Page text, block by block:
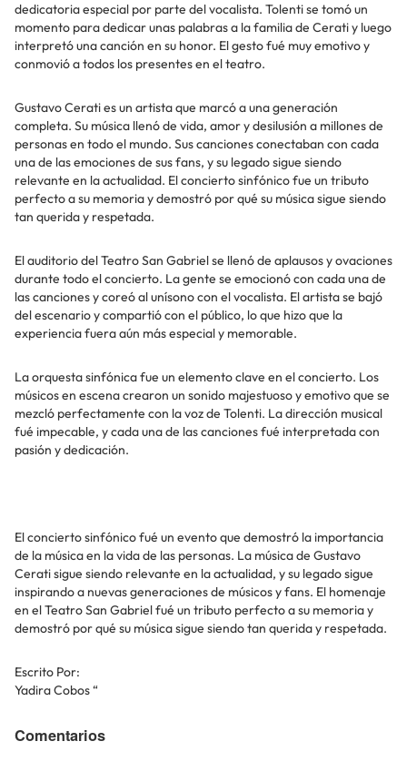
dedicatoria especial por parte del vocalista. Tolenti se tomó un
momento para dedicar unas palabras a la familia de Cerati y luego
interpretó una canción en su honor. El gesto fué muy emotivo y
conmovió a todos los presentes en el teatro.
Gustavo Cerati es un artista que marcó a una generación
completa. Su música llenó de vida, amor y desilusión a millones de
personas en todo el mundo. Sus canciones conectaban con cada
una de las emociones de sus fans, y su legado sigue siendo
relevante en la actualidad. El concierto sinfónico fue un tributo
perfecto a su memoria y demostró por qué su música sigue siendo
tan querida y respetada.
El auditorio del Teatro San Gabriel se llenó de aplausos y ovaciones
durante todo el concierto. La gente se emocionó con cada una de
las canciones y coreó al unísono con el vocalista. El artista se bajó
del escenario y compartió con el público, lo que hizo que la
experiencia fuera aún más especial y memorable.
La orquesta sinfónica fue un elemento clave en el concierto. Los
músicos en escena crearon un sonido majestuoso y emotivo que se
mezcló perfectamente con la voz de Tolenti. La dirección musical
fué impecable, y cada una de las canciones fué interpretada con
pasión y dedicación.
El concierto sinfónico fué un evento que demostró la importancia
de la música en la vida de las personas. La música de Gustavo
Cerati sigue siendo relevante en la actualidad, y su legado sigue
inspirando a nuevas generaciones de músicos y fans. El homenaje
en el Teatro San Gabriel fué un tributo perfecto a su memoria y
demostró por qué su música sigue siendo tan querida y respetada.
Escrito Por:
Yadira Cobos “
Comentarios